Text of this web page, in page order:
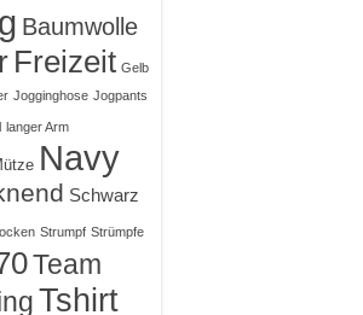
Baumwolle
Freizeit Gelb
Jogginghose Jogpants
langer Arm
Navy
Schwarz
Strumpf Strümpfe
Team
Tshirt